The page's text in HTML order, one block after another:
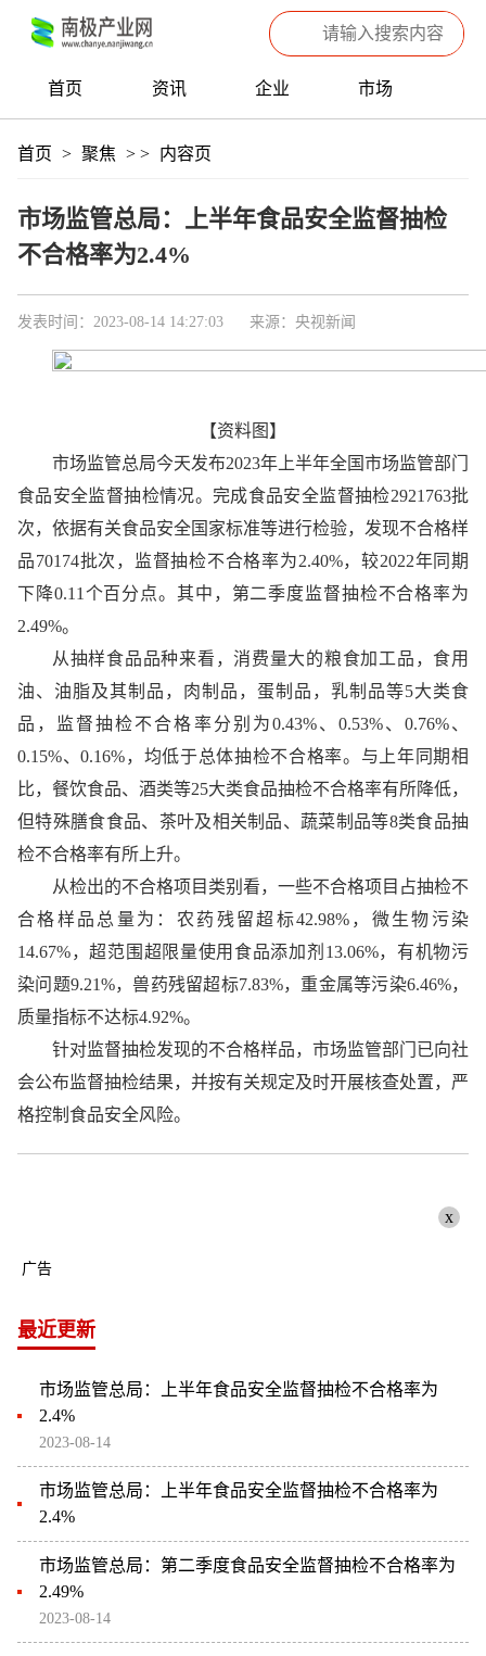
首页 资讯 企业 市场
首页 > 聚焦 > > 内容页
市场监管总局：上半年食品安全监督抽检
不合格率为2.4%
发表时间：2023-08-14 14:27:03 来源：央视新闻
【资料图】
市场监管总局今天发布2023年上半年全国市场监管部门
食品安全监督抽检情况。完成食品安全监督抽检2921763批
次，依据有关食品安全国家标准等进行检验，发现不合格样
品70174批次，监督抽检不合格率为2.40%，较2022年同期
下降0.11个百分点。其中，第二季度监督抽检不合格率为
2.49%。
从抽样食品品种来看，消费量大的粮食加工品，食用
油、油脂及其制品，肉制品，蛋制品，乳制品等5大类食
品，监督抽检不合格率分别为0.43%、0.53%、0.76%、
0.15%、0.16%，均低于总体抽检不合格率。与上年同期相
比，餐饮食品、酒类等25大类食品抽检不合格率有所降低，
但特殊膳食食品、茶叶及相关制品、蔬菜制品等8类食品抽
检不合格率有所上升。
从检出的不合格项目类别看，一些不合格项目占抽检不
合格样品总量为：农药残留超标42.98%，微生物污染
14.67%，超范围超限量使用食品添加剂13.06%，有机物污
染问题9.21%，兽药残留超标7.83%，重金属等污染6.46%，
质量指标不达标4.92%。
针对监督抽检发现的不合格样品，市场监管部门已向社
会公布监督抽检结果，并按有关规定及时开展核查处置，严
格控制食品安全风险。
x
广告
最近更新
市场监管总局：上半年食品安全监督抽检不合格率为
2.4%
2023-08-14
市场监管总局：上半年食品安全监督抽检不合格率为
2.4%
市场监管总局：第二季度食品安全监督抽检不合格率为
2.49%
2023-08-14